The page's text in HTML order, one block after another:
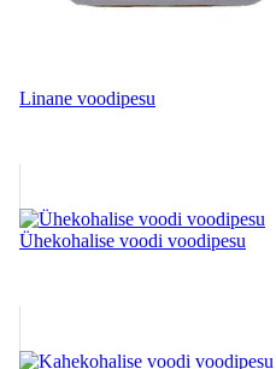
Linane voodipesu
Ühekohalise voodi voodipesu